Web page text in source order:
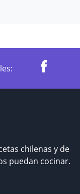
chilenas y de
puedan cocinar.